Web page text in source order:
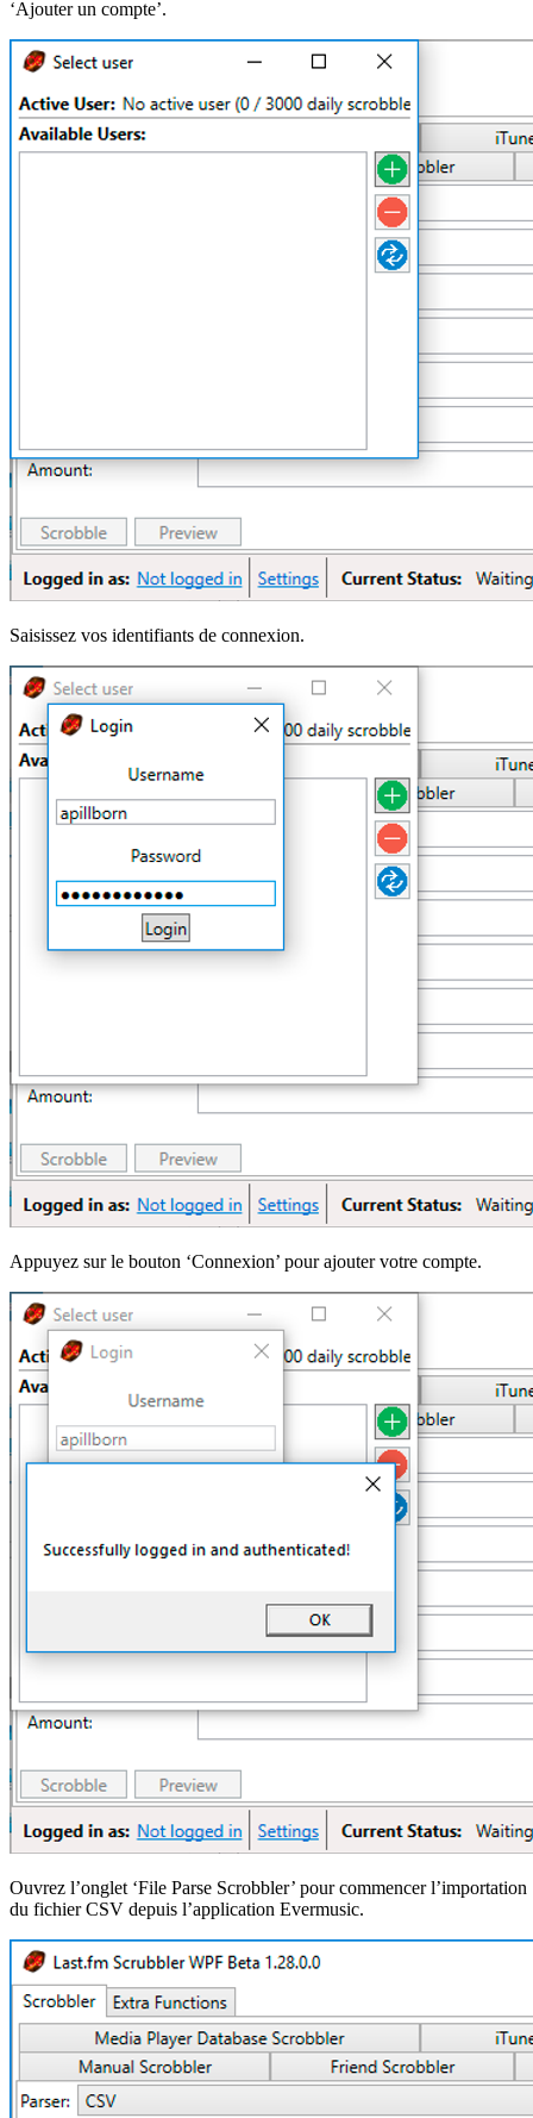
‘Ajouter un compte’.
Saisissez vos identifiants de connexion.
Appuyez sur le bouton ‘Connexion’ pour ajouter votre compte.
Ouvrez l’onglet ‘File Parse Scrobbler’ pour commencer l’importation
du fichier CSV depuis l’application Evermusic.